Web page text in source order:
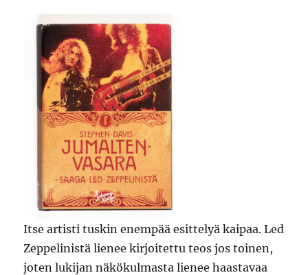
Itse artisti tuskin enempää esittelyä kaipaa. Led
Zeppelinistä lienee kirjoitettu teos jos toinen,
joten lukijan näkökulmasta lienee haastavaa